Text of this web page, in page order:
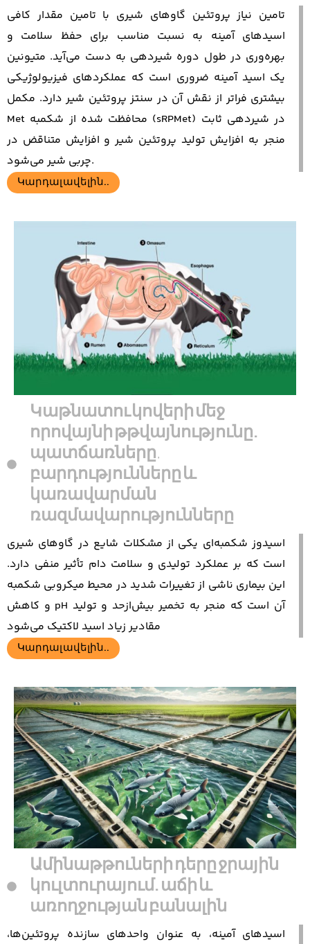
تامین نیاز پروتئین گاوهای شیری با تامین مقدار کافی
اسیدهای آمینه به نسبت مناسب برای حفظ سلامت و
بهره‌وری در طول دوره شیردهی به دست می‌آید. متیونین
یک اسید آمینه ضروری است که عملکردهای فیزیولوژیکی
بیشتری فراتر از نقش آن در سنتز پروتئین شیر دارد. مکمل
Met محافظت شده از شکمبه (sRPMet) در شیردهی ثابت
منجر به افزایش تولید پروتئین شیر و افزایش متناقض در
چربی شیر می‌شود.
Կարդալ ավելին..
Կաթնատու կովերի մեջ
որովայնի թթվայնությունը.
պատճառները,
բարդությունները և
կառավարման
ռազմավարությունները
اسیدوز شکمبه‌ای یکی از مشکلات شایع در گاوهای شیری
است که بر عملکرد تولیدی و سلامت دام تأثیر منفی دارد.
این بیماری ناشی از تغییرات شدید در محیط میکروبی شکمبه
و کاهش pH آن است که منجر به تخمیر بیش‌ازحد و تولید
مقادیر زیاد اسید لاکتیک می‌شود
Կարդալ ավելին..
Ամինաթթուների դերը ջրային
կուլտուրայում. աճի և
առողջության բանալին
اسیدهای آمینه، به عنوان واحدهای سازنده پروتئین‌ها،